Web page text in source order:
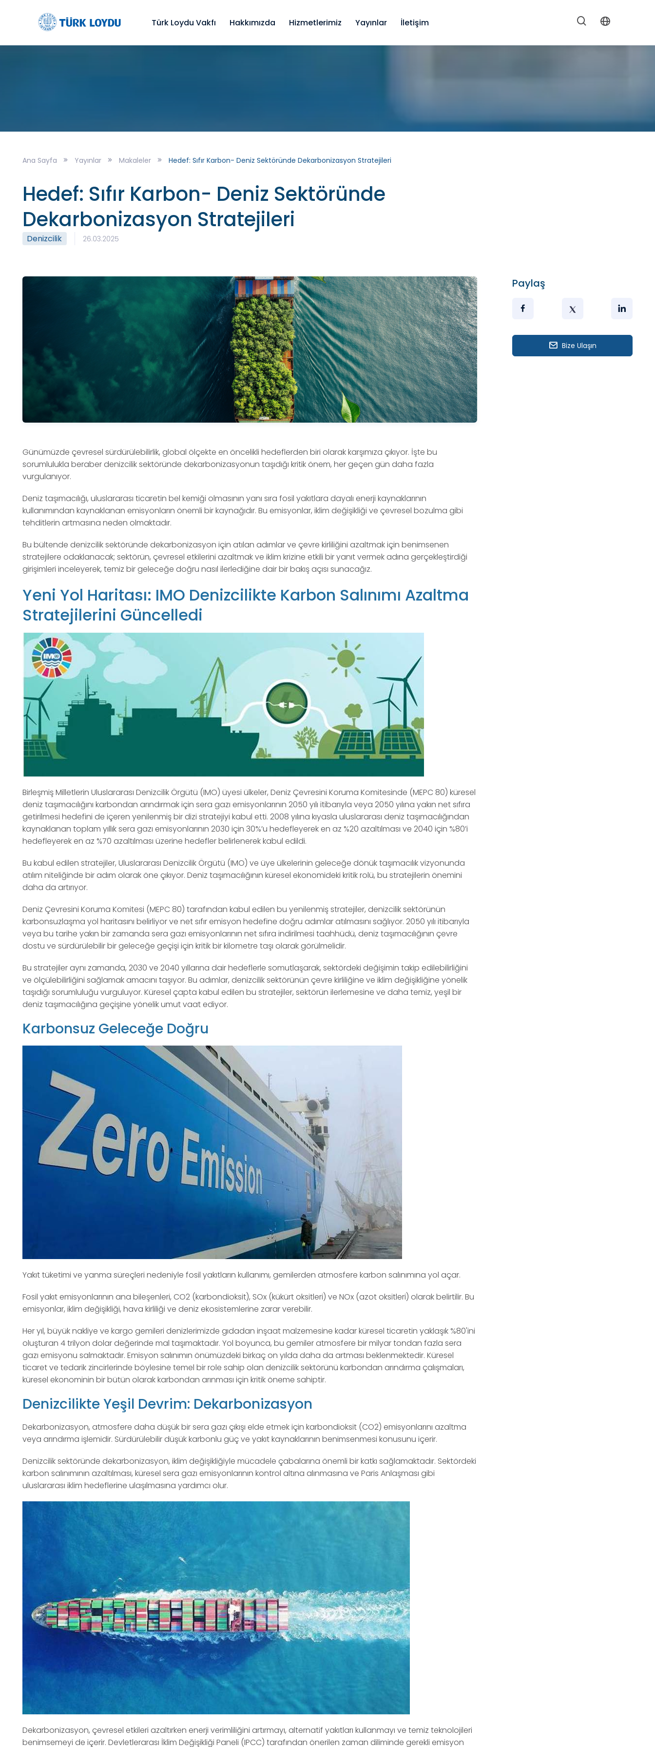
Türk Loydu Vakfı Hakkımızda Hizmetlerimiz Yayınlar İletişim
Ana Sayfa Yayınlar Makaleler Hedef: Sıfır Karbon- Deniz Sektöründe Dekarbonizasyon Stratejileri
Hedef: Sıfır Karbon- Deniz Sektöründe
Dekarbonizasyon Stratejileri
Denizcilik 26.03.2025
Günümüzde çevresel sürdürülebilirlik, global ölçekte en öncelikli hedeflerden biri olarak karşımıza çıkıyor. İşte bu
sorumlulukla beraber denizcilik sektöründe dekarbonizasyonun taşıdığı kritik önem, her geçen gün daha fazla
vurgulanıyor.
Deniz taşımacılığı, uluslararası ticaretin bel kemiği olmasının yanı sıra fosil yakıtlara dayalı enerji kaynaklarının
kullanımından kaynaklanan emisyonların önemli bir kaynağıdır. Bu emisyonlar, iklim değişikliği ve çevresel bozulma gibi
tehditlerin artmasına neden olmaktadır.
Bu bültende denizcilik sektöründe dekarbonizasyon için atılan adımlar ve çevre kirliliğini azaltmak için benimsenen
stratejilere odaklanacak; sektörün, çevresel etkilerini azaltmak ve iklim krizine etkili bir yanıt vermek adına gerçekleştirdiği
girişimleri inceleyerek, temiz bir geleceğe doğru nasıl ilerlediğine dair bir bakış açısı sunacağız.
Yeni Yol Haritası: IMO Denizcilikte Karbon Salınımı Azaltma
Stratejilerini Güncelledi
Birleşmiş Milletlerin Uluslararası Denizcilik Örgütü (IMO) üyesi ülkeler, Deniz Çevresini Koruma Komitesinde (MEPC 80) küresel
deniz taşımacılığını karbondan arındırmak için sera gazı emisyonlarının 2050 yılı itibarıyla veya 2050 yılına yakın net sıfıra
getirilmesi hedefini de içeren yenilenmiş bir dizi stratejiyi kabul etti. 2008 yılına kıyasla uluslararası deniz taşımacılığından
kaynaklanan toplam yıllık sera gazı emisyonlarının 2030 için 30%’u hedefleyerek en az %20 azaltılması ve 2040 için %80’i
hedefleyerek en az %70 azaltılması üzerine hedefler belirlenerek kabul edildi.
Bu kabul edilen stratejiler, Uluslararası Denizcilik Örgütü (IMO) ve üye ülkelerinin geleceğe dönük taşımacılık vizyonunda
atılım niteliğinde bir adım olarak öne çıkıyor. Deniz taşımacılığının küresel ekonomideki kritik rolü, bu stratejilerin önemini
daha da artırıyor.
Deniz Çevresini Koruma Komitesi (MEPC 80) tarafından kabul edilen bu yenilenmiş stratejiler, denizcilik sektörünün
karbonsuzlaşma yol haritasını belirliyor ve net sıfır emisyon hedefine doğru adımlar atılmasını sağlıyor. 2050 yılı itibarıyla
veya bu tarihe yakın bir zamanda sera gazı emisyonlarının net sıfıra indirilmesi taahhüdü, deniz taşımacılığının çevre
dostu ve sürdürülebilir bir geleceğe geçişi için kritik bir kilometre taşı olarak görülmelidir.
Bu stratejiler aynı zamanda, 2030 ve 2040 yıllarına dair hedeflerle somutlaşarak, sektördeki değişimin takip edilebilirliğini
ve ölçülebilirliğini sağlamak amacını taşıyor. Bu adımlar, denizcilik sektörünün çevre kirliliğine ve iklim değişikliğine yönelik
taşıdığı sorumluluğu vurguluyor. Küresel çapta kabul edilen bu stratejiler, sektörün ilerlemesine ve daha temiz, yeşil bir
deniz taşımacılığına geçişine yönelik umut vaat ediyor.
Karbonsuz Geleceğe Doğru
Yakıt tüketimi ve yanma süreçleri nedeniyle fosil yakıtların kullanımı, gemilerden atmosfere karbon salınımına yol açar.
Fosil yakıt emisyonlarının ana bileşenleri, CO2 (karbondioksit), SOx (kükürt oksitleri) ve NOx (azot oksitleri) olarak belirtilir. Bu
emisyonlar, iklim değişikliği, hava kirliliği ve deniz ekosistemlerine zarar verebilir.
Her yıl, büyük nakliye ve kargo gemileri denizlerimizde gıdadan inşaat malzemesine kadar küresel ticaretin yaklaşık %80'ini
oluşturan 4 trilyon dolar değerinde mal taşımaktadır. Yol boyunca, bu gemiler atmosfere bir milyar tondan fazla sera
gazı emisyonu salmaktadır. Emisyon salınımın önümüzdeki birkaç on yılda daha da artması beklenmektedir. Küresel
ticaret ve tedarik zincirlerinde böylesine temel bir role sahip olan denizcilik sektörünü karbondan arındırma çalışmaları,
küresel ekonominin bir bütün olarak karbondan arınması için kritik öneme sahiptir.
Denizcilikte Yeşil Devrim: Dekarbonizasyon
Dekarbonizasyon, atmosfere daha düşük bir sera gazı çıkışı elde etmek için karbondioksit (CO2) emisyonlarını azaltma
veya arındırma işlemidir. Sürdürülebilir düşük karbonlu güç ve yakıt kaynaklarının benimsenmesi konusunu içerir.
Denizcilik sektöründe dekarbonizasyon, iklim değişikliğiyle mücadele çabalarına önemli bir katkı sağlamaktadır. Sektördeki
karbon salınımının azaltılması, küresel sera gazı emisyonlarının kontrol altına alınmasına ve Paris Anlaşması gibi
uluslararası iklim hedeflerine ulaşılmasına yardımcı olur.
Dekarbonizasyon, çevresel etkileri azaltırken enerji verimliliğini artırmayı, alternatif yakıtları kullanmayı ve temiz teknolojileri
benimsemeyi de içerir. Devletlerarası İklim Değişikliği Paneli (IPCC) tarafından önerilen zaman diliminde gerekli emisyon
Paylaş
Bize Ulaşın